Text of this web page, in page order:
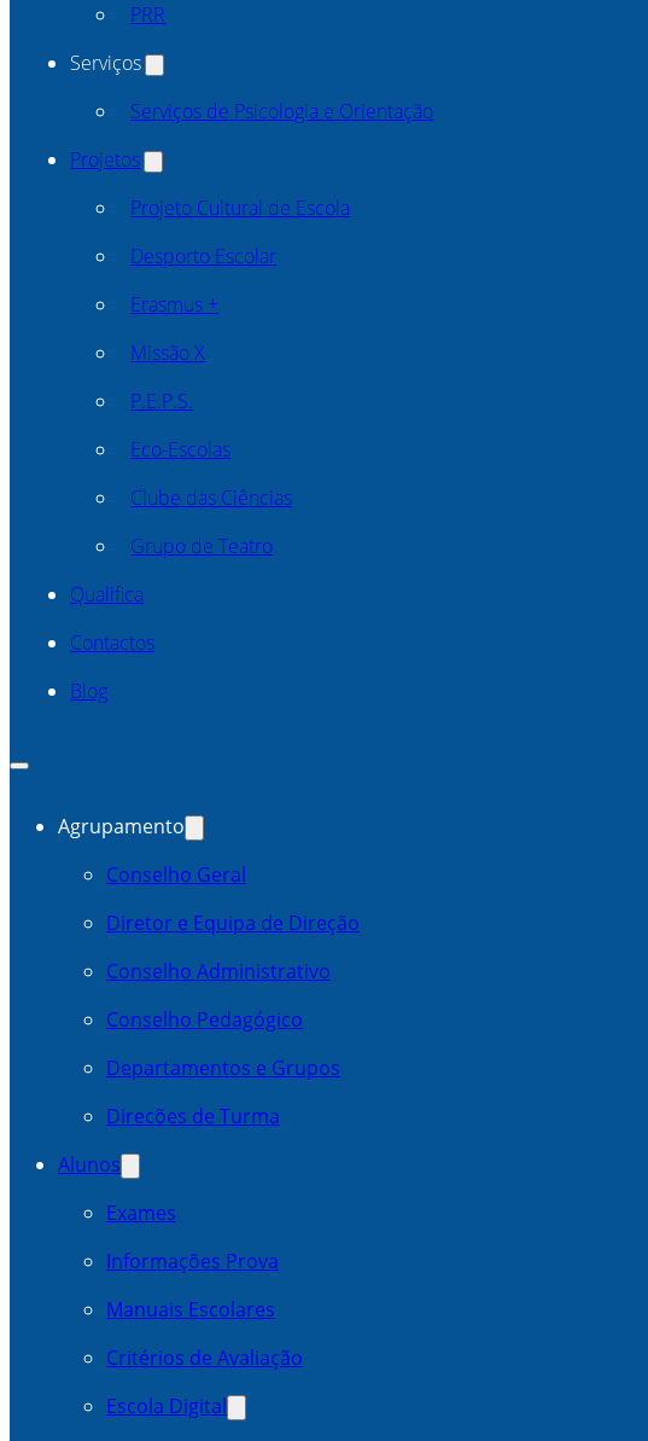
PRR
Serviços
Serviços de Psicologia e Orientação
Projetos
Projeto Cultural de Escola
Desporto Escolar
Erasmus +
Missão X
P.E.P.S.
Eco-Escolas
Clube das Ciências
Grupo de Teatro
Qualifica
Contactos
Blog
Agrupamento
Conselho Geral
Diretor e Equipa de Direção
Conselho Administrativo
Conselho Pedagógico
Departamentos e Grupos
Direcões de Turma
Alunos
Exames
Informações Prova
Manuais Escolares
Critérios de Avaliação
Escola Digital